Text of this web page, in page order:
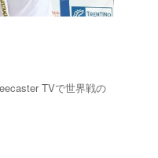
TVで世界戦の